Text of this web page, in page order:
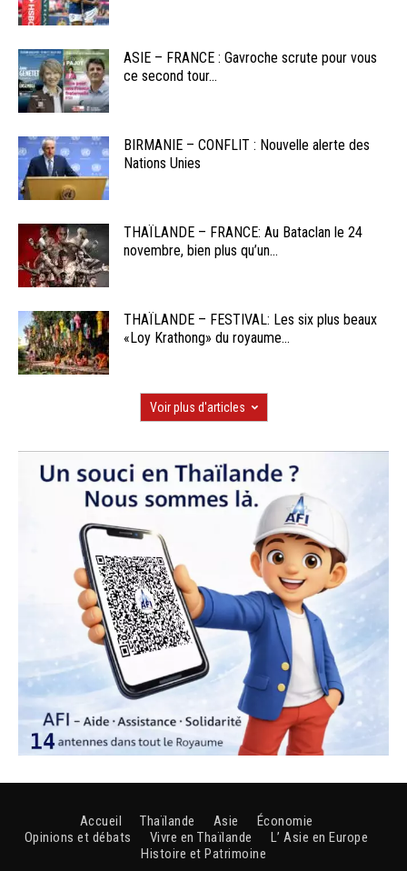
ASIE – FRANCE : Gavroche scrute pour vous
ce second tour...
BIRMANIE – CONFLIT : Nouvelle alerte des
Nations Unies
THAÏLANDE – FRANCE: Au Bataclan le 24
novembre, bien plus qu’un...
THAÏLANDE – FESTIVAL: Les six plus beaux
«Loy Krathong» du royaume...
Voir plus d'articles
Accueil Thaïlande Asie
Économie
Opinions et débats
Vivre en Thaïlande
L’ Asie en Europe
Histoire et Patrimoine